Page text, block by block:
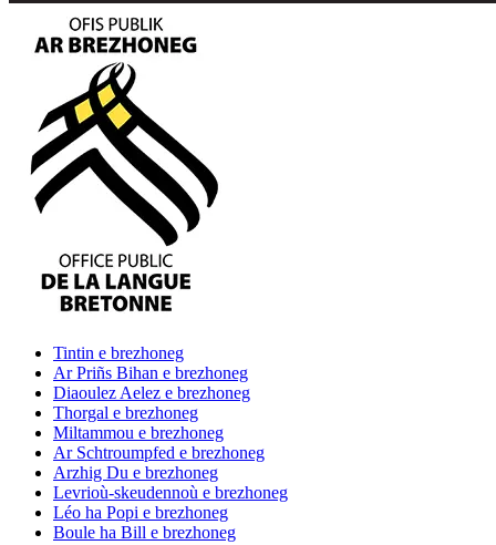
Tintin e brezhoneg
Ar Priñs Bihan e brezhoneg
Diaoulez Aelez e brezhoneg
Thorgal e brezhoneg
Miltammou e brezhoneg
Ar Schtroumpfed e brezhoneg
Arzhig Du e brezhoneg
Levrioù-skeudennoù e brezhoneg
Léo ha Popi e brezhoneg
Boule ha Bill e brezhoneg